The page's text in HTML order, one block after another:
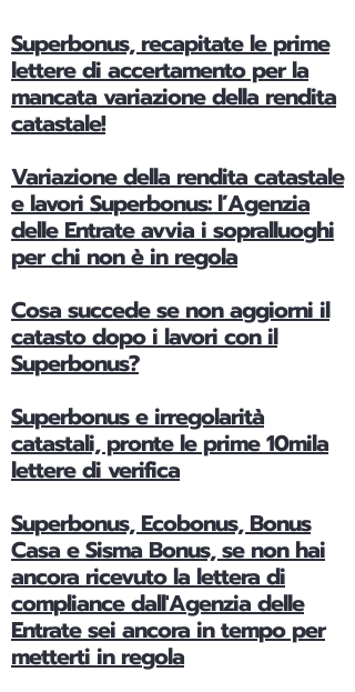
Superbonus, recapitate le prime
lettere di accertamento per la
mancata variazione della rendita
catastale!
Variazione della rendita catastale
e lavori Superbonus: l’Agenzia
delle Entrate avvia i sopralluoghi
per chi non è in regola
Cosa succede se non aggiorni il
catasto dopo i lavori con il
Superbonus?
Superbonus e irregolarità
catastali, pronte le prime 10mila
lettere di verifica
Superbonus, Ecobonus, Bonus
Casa e Sisma Bonus, se non hai
ancora ricevuto la lettera di
compliance dall'Agenzia delle
Entrate sei ancora in tempo per
metterti in regola